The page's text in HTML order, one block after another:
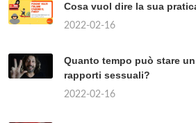
Cosa vuol dire la sua
2022-02-16
Quanto tempo può stare
rapporti sessuali?
2022-02-16